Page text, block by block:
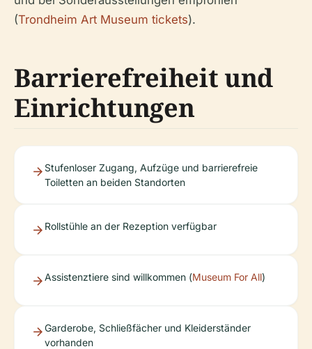
(Trondheim Art Museum tickets).
Barrierefreiheit und
Einrichtungen
Stufenloser Zugang, Aufzüge und barrierefreie
Toiletten an beiden Standorten
Rollstühle an der Rezeption verfügbar
Assistenztiere sind willkommen (Museum For All)
Garderobe, Schließfächer und Kleiderständer
vorhanden